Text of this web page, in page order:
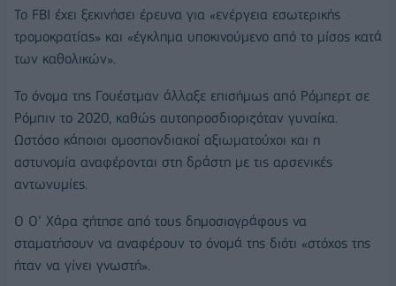
Το FBI έχει ξεκινήσει έρευνα για «ενέργεια εσωτερικής
τρομοκρατίας» και «έγκλημα υποκινούμενο από το μίσος κατά
των καθολικών».
Το όνομα της Γουέστμαν άλλαξε επισήμως από Ρόμπερτ σε
Ρόμπιν το 2020, καθώς αυτοπροσδιοριζόταν γυναίκα.
Ωστόσο κάποιοι ομοσπονδιακοί αξιωματούχοι και η
αστυνομία αναφέρονται στη δράστη με τις αρσενικές
αντωνυμίες.
Ο Ο’ Χάρα ζήτησε από τους δημοσιογράφους να
σταματήσουν να αναφέρουν το όνομά της διότι «στόχος της
ήταν να γίνει γνωστή».